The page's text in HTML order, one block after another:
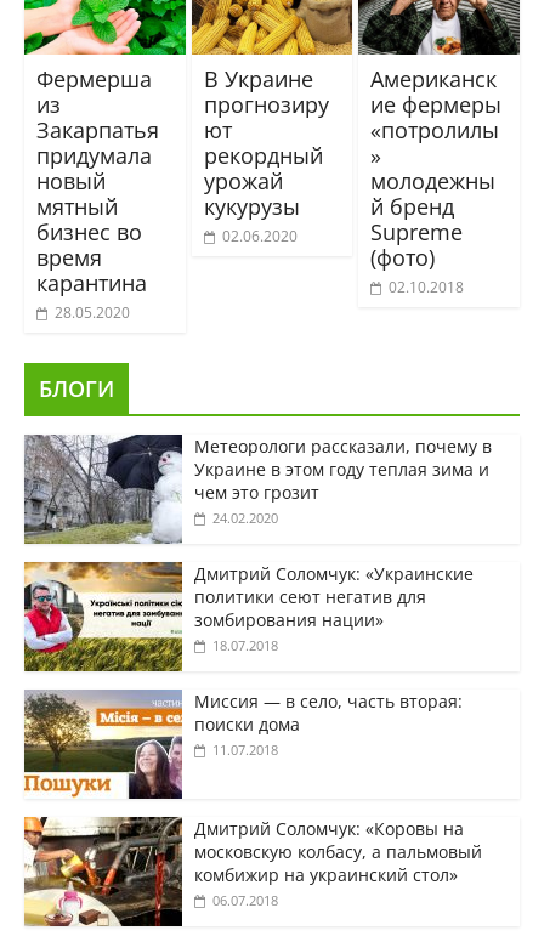
Фермерша
из
Закарпатья
придумала
новый
мятный
бизнес во
время
карантина
28.05.2020
В Украине
прогнозиру
ют
рекордный
урожай
кукурузы
02.06.2020
Американск
ие фермеры
«потролилы
»
молодежны
й бренд
Supreme
(фото)
02.10.2018
БЛОГИ
Метеорологи рассказали, почему в
Украине в этом году теплая зима и
чем это грозит
24.02.2020
Дмитрий Соломчук: «Украинские
политики сеют негатив для
зомбирования нации»
18.07.2018
Миссия — в село, часть вторая:
поиски дома
11.07.2018
Дмитрий Соломчук: «Коровы на
московскую колбасу, а пальмовый
комбижир на украинский стол»
06.07.2018